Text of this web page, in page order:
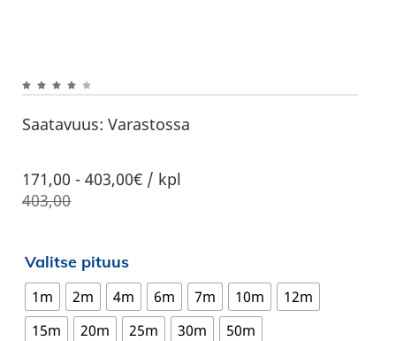
Saatavuus: Varastossa
171,00 -403,00€ / kpl
403,00
Valitse pituus
1m 2m 4m 6m 7m 10m
12m
15m
20m 25m 30m 50m